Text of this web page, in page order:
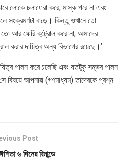
লোকে চলাফেরা করে, মাস্ক পরে না এবং
সংক্রমণটা বাড়ে। কিন্তু ওখানে তো
আর ফেরি কন্ট্রোল করে না, আমাদের
করার দায়িত্ব অন্য বিভাগের রয়েছে।’
পালন করে চলেছি এবং যতটুকু সম্ভব পালন
বিষয়ে আপনারা (গণমাধ্যম) তাদেরকে প্রশ্ন
Post
৬ দিনের রিমান্ডে